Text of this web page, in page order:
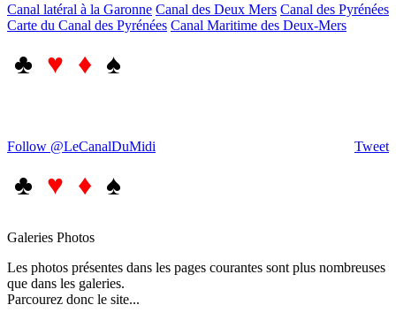
Canal latéral à la Garonne Canal des Deux Mers Canal des Pyrénées
Carte du Canal des Pyrénées Canal Maritime des Deux-Mers
♣ ♥ ♦ ♠
Tweet
Follow @LeCanalDuMidi
♣ ♥ ♦ ♠
Galeries Photos
Les photos présentes dans les pages courantes sont plus nombreuses
que dans les galeries.
Parcourez donc le site...